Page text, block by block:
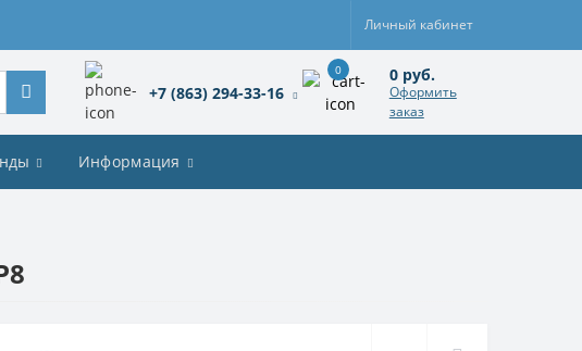
Личный кабинет
+7 (863) 294-33-16
0 0 руб.
Оформить
заказ
Информация